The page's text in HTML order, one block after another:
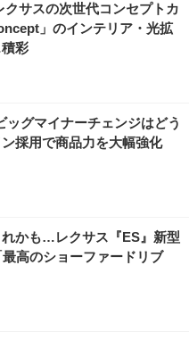
クサスの次世代コンセプトカ
」のインテリア・光拡
彩
ッグマイナーチェンジはどう
採用で商品力を大幅強化
かも…レクサス『ES』新型
高のショーファードリブ